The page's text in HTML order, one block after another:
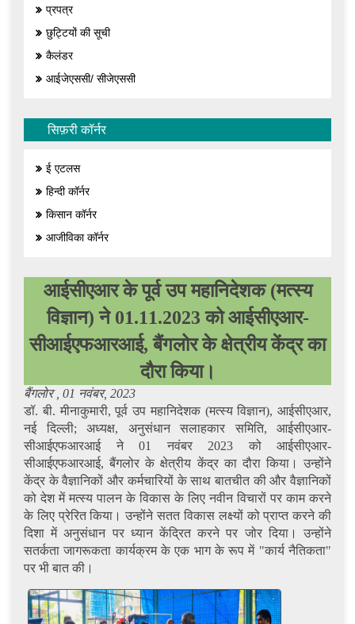
प्रपत्र
छुट्टियों की सूची
कैलंडर
आईजेएससी/ सीजेएससी
सिफ़री कॉर्नर
ई एटलस
हिन्दी कॉर्नर
किसान कॉर्नर
आजीविका कॉर्नर
आईसीएआर के पूर्व उप महानिदेशक (मत्स्य
विज्ञान) ने 01.11.2023 को आईसीएआर-
सीआईएफआरआई, बैंगलोर के क्षेत्रीय केंद्र का
दौरा किया।
बैंगलोर , 01 नवंबर, 2023
डॉ. बी. मीनाकुमारी, पूर्व उप महानिदेशक (मत्स्य विज्ञान), आईसीएआर,
नई दिल्ली; अध्यक्ष, अनुसंधान सलाहकार समिति, आईसीएआर-
सीआईएफआरआई ने 01 नवंबर 2023 को आईसीएआर-
सीआईएफआरआई, बैंगलोर के क्षेत्रीय केंद्र का दौरा किया। उन्होंने
केंद्र के वैज्ञानिकों और कर्मचारियों के साथ बातचीत की और वैज्ञानिकों
को देश में मत्स्य पालन के विकास के लिए नवीन विचारों पर काम करने
के लिए प्रेरित किया। उन्होंने सतत विकास लक्ष्यों को प्राप्त करने की
दिशा में अनुसंधान पर ध्यान केंद्रित करने पर जोर दिया। उन्होंने
सतर्कता जागरूकता कार्यक्रम के एक भाग के रूप में "कार्य नैतिकता"
पर भी बात की।